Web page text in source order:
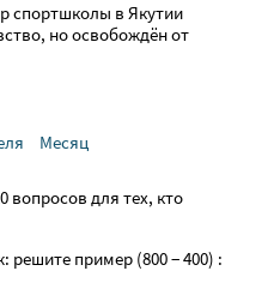
спортшколы в Якутии
но освобождён от
Месяц
вопросов для тех, кто
пример (800 − 400) :